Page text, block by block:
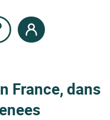
France, dans